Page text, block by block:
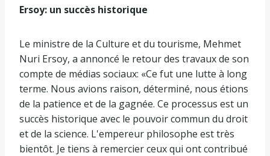
Ersoy: un succès historique
Le ministre de la Culture et du tourisme, Mehmet
Nuri Ersoy, a annoncé le retour des travaux de son
compte de médias sociaux: «Ce fut une lutte à long
terme. Nous avions raison, déterminé, nous étions
de la patience et de la gagnée. Ce processus est un
succès historique avec le pouvoir commun du droit
et de la science. L'empereur philosophe est très
bientôt. Je tiens à remercier ceux qui ont contribué